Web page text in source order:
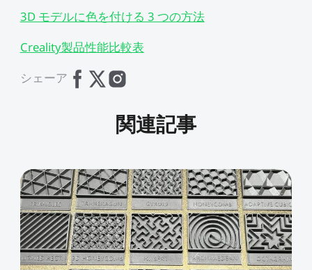
3D モデルに色を付ける 3 つの方法
Creality製品性能比較表
シェーア
関連記事